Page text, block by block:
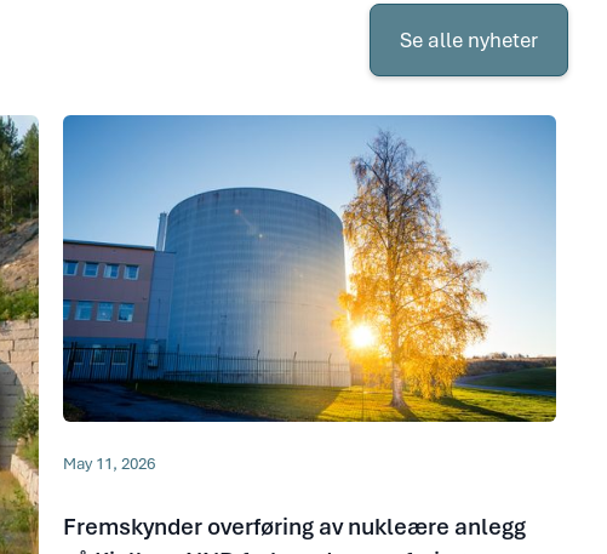
Se alle nyheter
Se
alle
May 11, 2026
Fremskynder overføring av nukleære anlegg